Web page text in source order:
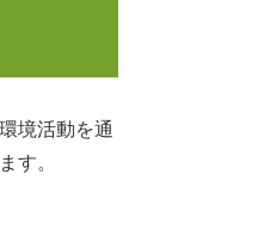
境活動を通
す。